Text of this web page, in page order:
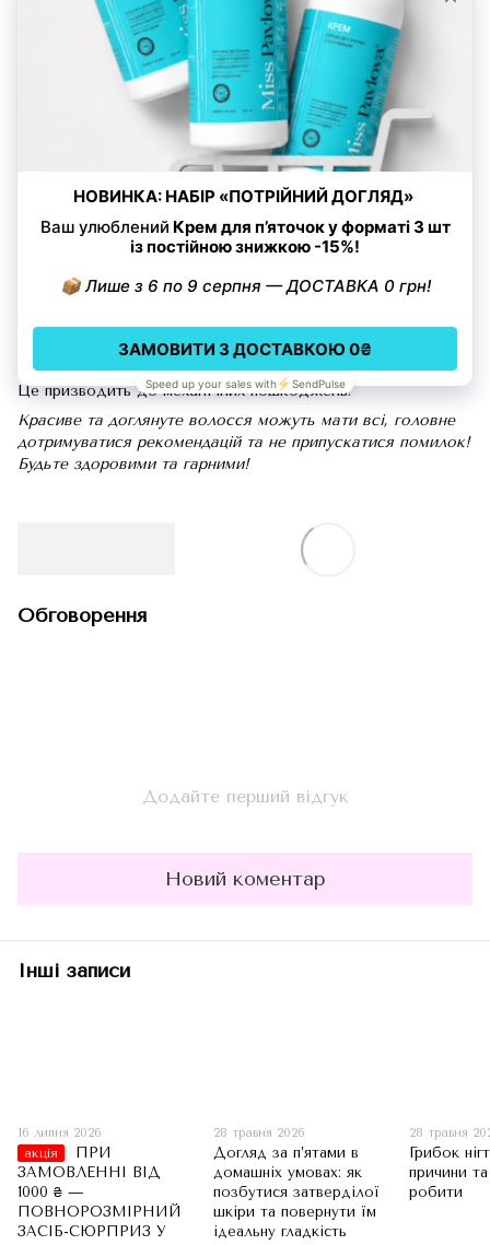
6. Відмовлятися від головних уборів.
Головні убори
захищають волосся від низьких температур, за яких
волога швидко випаровується з волосяного стрижня.
7. Робити стайлинг вологого волосся. Вирівнювати локони
та формувати пасма потрібно на сухому волоссі, інакше
пасма швидко втрачають вологу, стають сухими і
відновити їх буде досить складно.
передбачає раціон, що включає вітаміни А та Е, жирні
кислоти та білки. Правильне харчування важливе для
здоров'я та краси волосся.
9. Не користуватися масками та натуральними оліями.
Маски потрібно періодично наносити на локони. Емульсія
10. Зав'язувати волосся в тугі пучки.Не варто закручувати
надто міцні хвости і заколювати жорсткими шпильками.
Це призводить до механічних пошкоджень.
Красиве та доглянуте волосся можуть мати всі, головне
дотримуватися рекомендацій та не припускатися помилок!
Будьте здоровими та гарними!
Обговорення
Додайте перший відгук
Новий коментар
Інші записи
16 липня 2026
акція
ПРИ
ЗАМОВЛЕННІ ВІД
1000 ₴ —
ПОВНОРОЗМІРНИЙ
ЗАСІБ-СЮРПРИЗ У
28 травня 2026
Догляд за п’ятами в
домашніх умовах: як
позбутися затверділої
шкіри та повернути їм
ідеальну гладкість
28 травня
Грибок
причини
робити